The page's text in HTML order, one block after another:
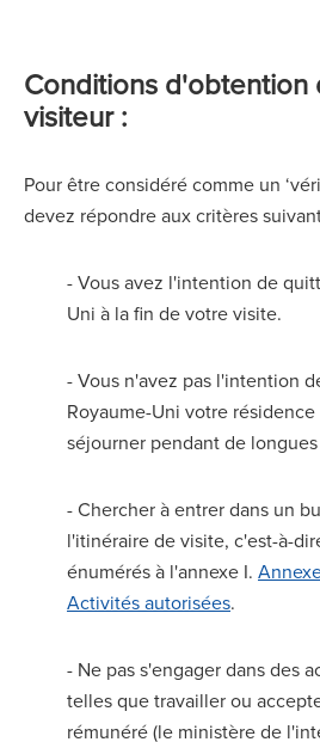
Conditions d'obtention
visiteur :
Pour être considéré comme un
devez répondre aux critères
- Vous avez l'intention de
Uni à la fin de votre visite.
- Vous n'avez pas l'intention
Royaume-Uni votre
séjourner pendant de
- Chercher à entrer dans un
l'itinéraire de visite, c'est-à-
énumérés à l'annexe I.
Activités autorisées.
- Ne pas s'engager dans des
telles que travailler ou
rémunéré (le ministère de